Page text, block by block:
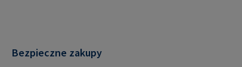
Bezpieczne zakupy